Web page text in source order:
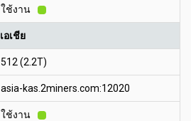
ใช้งาน
เอเชีย
512 (2.2T)
asia-kas.2miners.com:12020
ใช้งาน